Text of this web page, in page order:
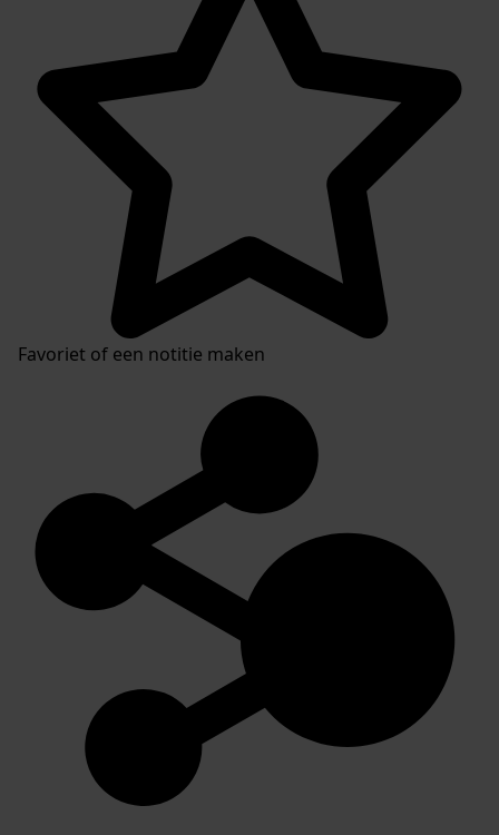
Favoriet of een notitie maken